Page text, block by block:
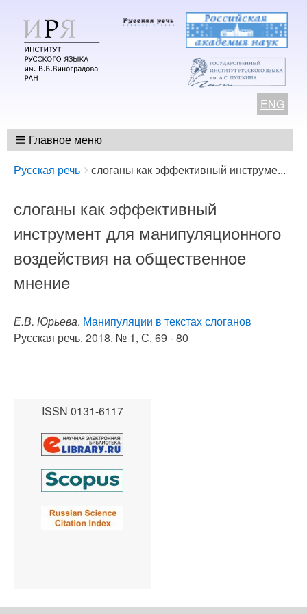
ENG
Главное меню
Breadcrumbs
You
here:
Русская речь слоганы как эффективный инструме...
слоганы как эффективный
инструмент для манипуляционного
воздействия на общественное
мнение
Е.В. Юрьева. Манипуляции в текстах слоганов
Русская речь. 2018. № 1, С. 69 - 80
ISSN 0131-6117